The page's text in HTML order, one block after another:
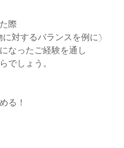
際
対するバランスを例に)
なったご経験を通し
でしょう。
る！